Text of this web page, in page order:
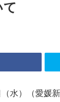
水）（愛媛